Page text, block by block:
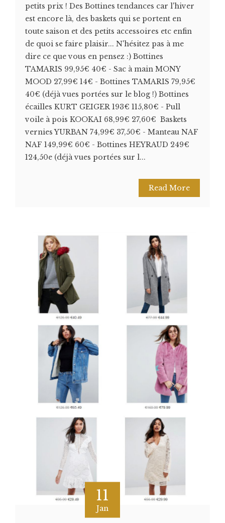
petits prix ! Des Bottines tendances car l'hiver
est encore là, des baskets qui se portent en
toute saison et des petits accessoires etc enfin
de quoi se faire plaisir... N'hésitez pas à me
dire ce que vous en pensez :) Bottines
TAMARIS 99,95€ 40€ - Sac à main MONY
MOOD 27,99€ 14€ - Bottines TAMARIS 79,95€
40€ (déjà vues portées sur le blog !) Bottines
écailles KURT GEIGER 193€ 115,80€ - Pull
voile à pois KOOKAI 68,99€ 27,60€ Baskets
vernies YURBAN 74,99€ 37,50€ - Manteau NAF
NAF 149,99€ 60€ - Bottines HEYRAUD 249€
124,50e (déjà vues portées sur l...
Read More
11
Jan